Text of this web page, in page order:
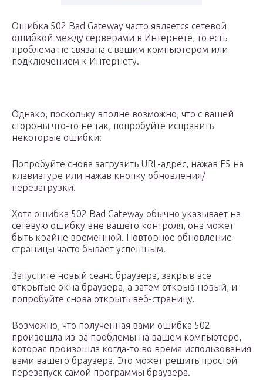
Ошибка 502 Bad Gateway часто является сетевой
ошибкой между серверами в Интернете, то есть
проблема не связана с вашим компьютером или
подключением к Интернету.
Однако, поскольку вполне возможно, что с вашей
стороны что-то не так, попробуйте исправить
некоторые ошибки:
Попробуйте снова загрузить URL-адрес, нажав F5 на
клавиатуре или нажав кнопку обновления/
перезагрузки.
Хотя ошибка 502 Bad Gateway обычно указывает на
сетевую ошибку вне вашего контроля, она может
быть крайне временной. Повторное обновление
страницы часто бывает успешным.
Запустите новый сеанс браузера, закрыв все
открытые окна браузера, а затем открыв новый, и
попробуйте снова открыть веб-страницу.
Возможно, что полученная вами ошибка 502
произошла из-за проблемы на вашем компьютере,
которая произошла когда-то во время использования
вами вашего браузера. Это может решить простой
перезапуск самой программы браузера.